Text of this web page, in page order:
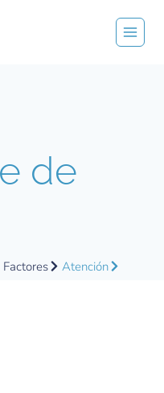
de
Factores Atención